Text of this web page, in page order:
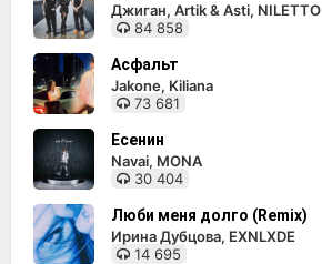
Джиган, Artik & Asti, NILETTO
84 858
Асфальт
Jakone, Kiliana
73 681
Есенин
Navai, MONA
30 404
Люби меня долго (Remix)
Ирина Дубцова, EXNLXDE
14 695